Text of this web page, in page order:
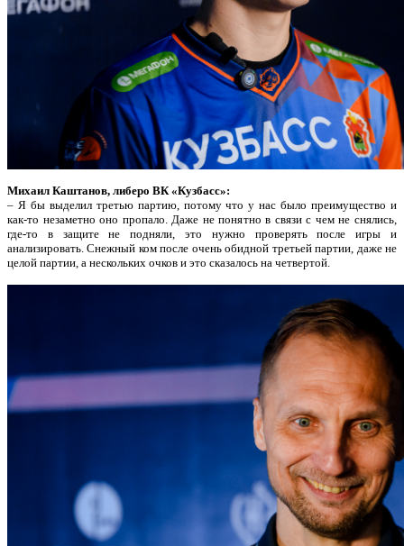
Михаил Каштанов, либеро ВК «Кузбасс»:
– Я бы выделил третью партию, потому что у нас было преимущество и
как-то незаметно оно пропало. Даже не понятно в связи с чем не снялись,
где-то в защите не подняли, это нужно проверять после игры и
анализировать. Снежный ком после очень обидной третьей партии, даже не
целой партии, а нескольких очков и это сказалось на четвертой.